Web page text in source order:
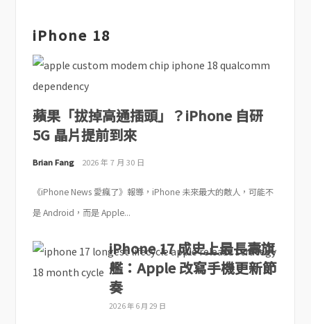
iPhone 18
蘋果「拔掉高通插頭」？iPhone 自研
5G 晶片提前到來
Brian Fang 2026 年 7 月 30 日
《iPhone News 愛瘋了》報導，iPhone 未來最大的敵人，可能不
是 Android，而是 Apple...
iPhone 17 成史上最長壽旗
艦：Apple 改寫手機更新節
奏
2026 年 6 月 29 日